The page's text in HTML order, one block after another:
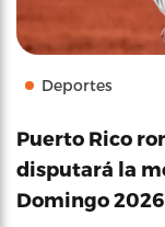
Deportes
Puerto Rico
disputará la
Domingo 2026